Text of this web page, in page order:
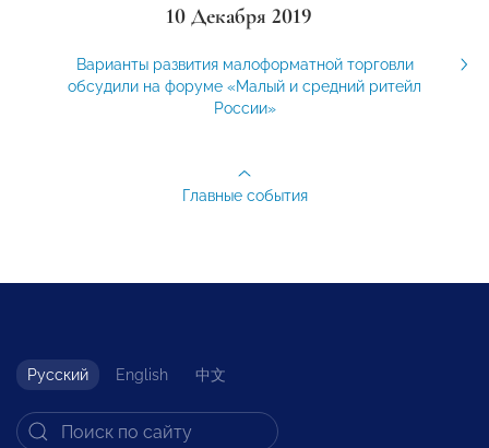
10 Декабря 2019
Варианты развития малоформатной торговли
обсудили на форуме «Малый и средний ритейл
России»
Главные события
Русский English 中文